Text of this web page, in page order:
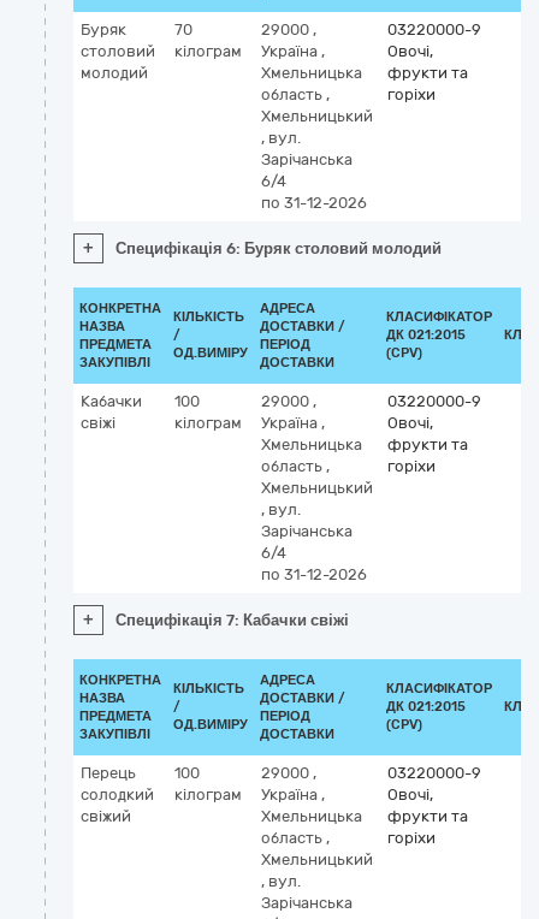
Буряк
столовий
молодий
70
кілограм
29000 ,
Україна ,
Хмельницька
область ,
Хмельницький
, вул.
Зарічанська
6/4
по 31-12-2026
03220000-9
Овочі,
фрукти та
горіхи
+ Специфікація 6: Буряк столовий молодий
КОНКРЕТНА
НАЗВА
ПРЕДМЕТА
ЗАКУПІВЛІ
КІЛЬКІСТЬ
/
ОД.ВИМІРУ
АДРЕСА
ДОСТАВКИ /
ПЕРІОД
ДОСТАВКИ
КЛАСИФІКАТОР
ДК 021:2015
(CPV)
Кабачки
свіжі
100
кілограм
29000 ,
Україна ,
Хмельницька
область ,
Хмельницький
, вул.
Зарічанська
6/4
по 31-12-2026
03220000-9
Овочі,
фрукти та
горіхи
+ Специфікація 7: Кабачки свіжі
КОНКРЕТНА
НАЗВА
ПРЕДМЕТА
ЗАКУПІВЛІ
КІЛЬКІСТЬ
/
ОД.ВИМІРУ
АДРЕСА
ДОСТАВКИ /
ПЕРІОД
ДОСТАВКИ
КЛАСИФІКАТОР
ДК 021:2015
(CPV)
Перець
солодкий
свіжий
100
кілограм
29000 ,
Україна ,
Хмельницька
область ,
Хмельницький
, вул.
Зарічанська
03220000-9
Овочі,
фрукти та
горіхи